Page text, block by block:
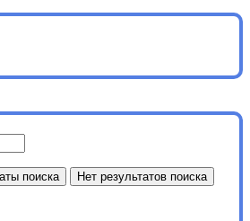
поиска Нет результатов поиска